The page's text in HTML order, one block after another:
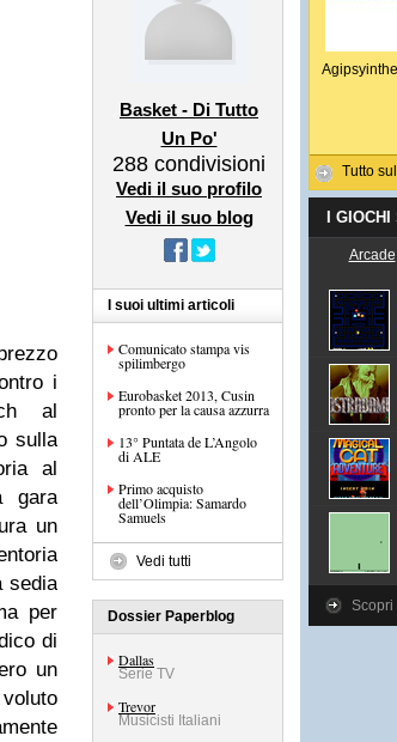
i
al
sulla
al
gara
un
sedia
per
di
un
Basket - Di Tutto
Un Po'
288 condivisioni
Vedi il suo profilo
Vedi il suo blog
I suoi ultimi articoli
Comunicato stampa vis
spilimbergo
Eurobasket 2013, Cusin
pronto per la causa azzurra
13° Puntata de L’Angolo
di ALE
Primo acquisto
dell’Olimpia: Samardo
Samuels
Vedi tutti
Dossier Paperblog
Dallas
Serie TV
Trevor
Musicisti Italiani
Tutto
I
Arcade
Scopri